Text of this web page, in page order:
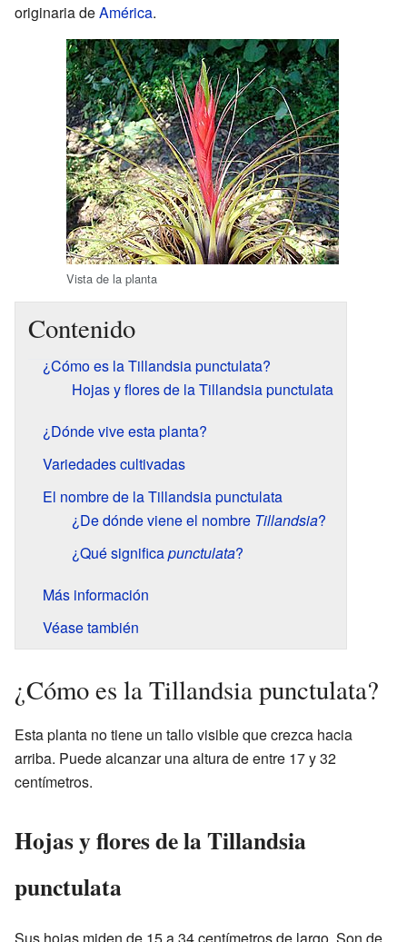
originaria deAmérica.
Vista de la planta
Contenido
¿Cómo es la Tillandsia punctulata?
Hojas y flores de la Tillandsia punctulata
¿Dónde vive esta planta?
Variedades cultivadas
El nombre de la Tillandsia punctulata
¿De dónde viene el nombre Tillandsia?
¿Qué significapunctulata?
Más información
Véase también
¿Cómo es la Tillandsia punctulata?
Esta planta no tiene un tallo visible que crezca hacia
arriba. Puede alcanzar una altura de entre 17 y 32
centímetros.
Hojas y flores de la Tillandsia
punctulata